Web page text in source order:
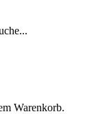
Warenkorb.